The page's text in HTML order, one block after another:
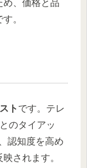
め、価格と品
。
ト です。テレ
のタイアッ
認知度を高め
されます。